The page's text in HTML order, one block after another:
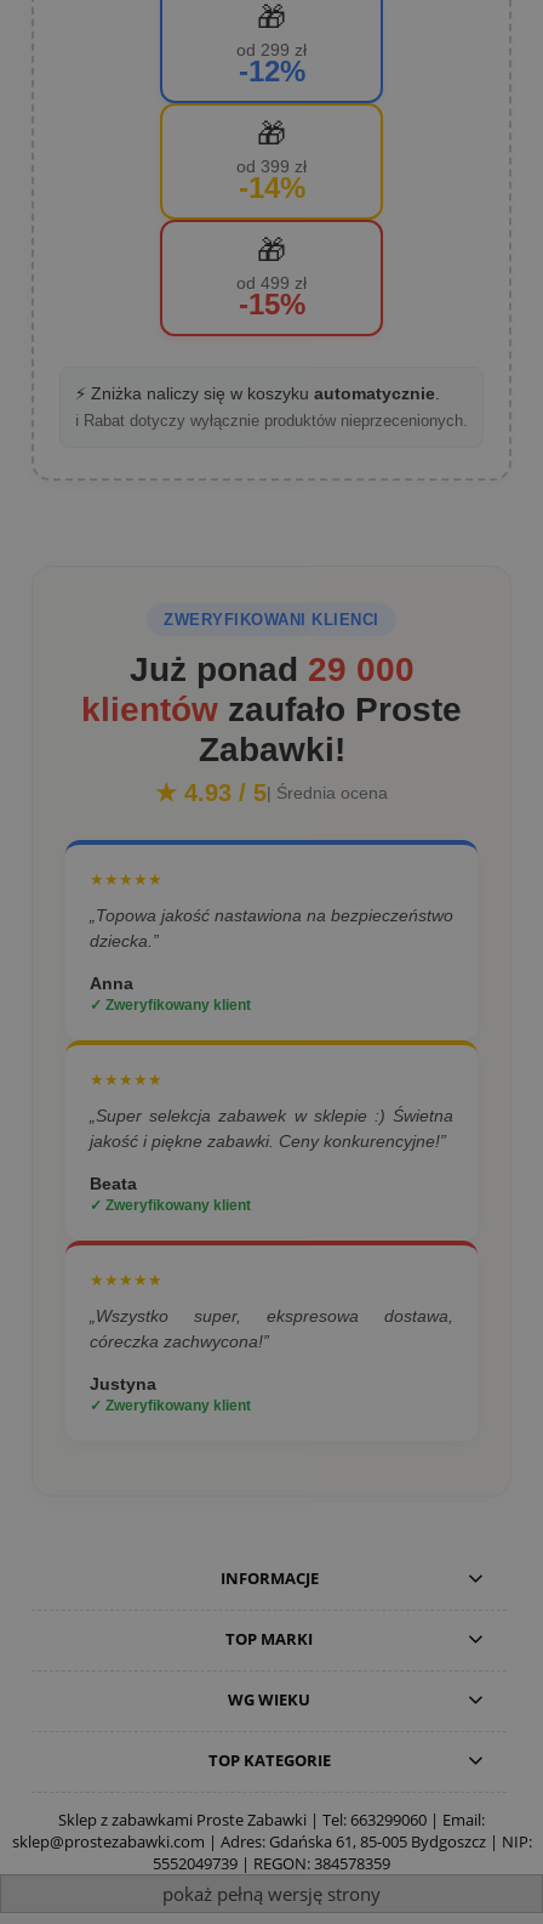
🎁
od 299 zł
-12%
🎁
od 399 zł
-14%
🎁
od 499 zł
-15%
⚡ Zniżka naliczy się w koszyku automatycznie.
ℹ️ Rabat dotyczy wyłącznie produktów nieprzecenionych.
ZWERYFIKOWANI KLIENCI
Już ponad 29 000
klientów zaufało Proste
Zabawki!
★ 4.93 / 5| Średnia ocena
★★★★★
„Topowa jakość nastawiona na bezpieczeństwo
dziecka.”
Anna
✓ Zweryfikowany klient
★★★★★
„Super selekcja zabawek w sklepie :) Świetna
jakość i piękne zabawki. Ceny konkurencyjne!”
Beata
✓ Zweryfikowany klient
★★★★★
„Wszystko super, ekspresowa dostawa,
córeczka zachwycona!”
Justyna
✓ Zweryfikowany klient
INFORMACJE
TOP MARKI
WG WIEKU
TOP KATEGORIE
Sklep z zabawkami Proste Zabawki | Tel:663299060 | Email:
sklep@prostezabawki.com | Adres: Gdańska 61, 85-005 Bydgoszcz | NIP:
5552049739 | REGON: 384578359
pokaż pełną wersję strony